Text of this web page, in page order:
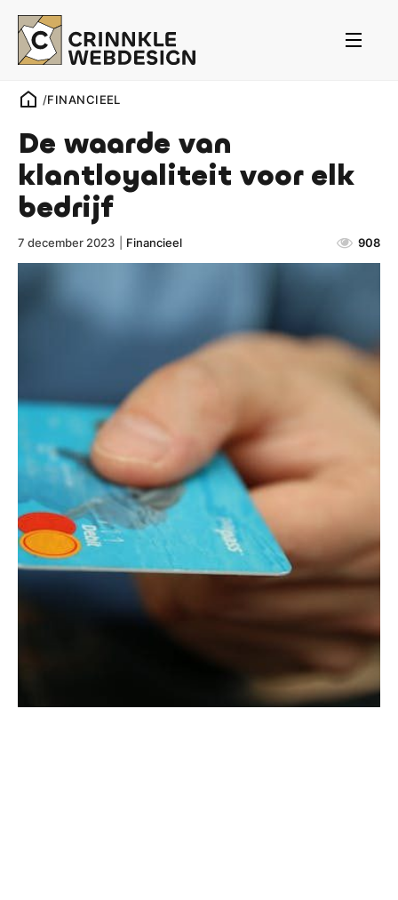
/FINANCIEEL
De waarde van
klantloyaliteit voor elk
bedrijf
7 december 2023 Financieel 908